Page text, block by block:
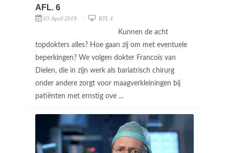
AFL. 6
03 April 2019 RTL 4
Kunnen de acht
topdokters alles? Hoe gaan zij om met eventuele
beperkingen? We volgen dokter Francois van
Dielen, die in zijn werk als bariatrisch chirurg
onder andere zorgt voor maagverkleiningen bij
patiënten met ernstig ove ...